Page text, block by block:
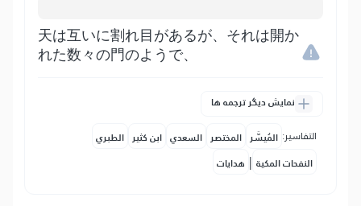
天は互いに割れ目があるが、それは開か
れた数々の門のようで、
نمایش دیگر ترجمه ها
التفاسير: المُيسَّر المختصر السعدي ابن كثير الطبري
النفحات المكية | هدايات